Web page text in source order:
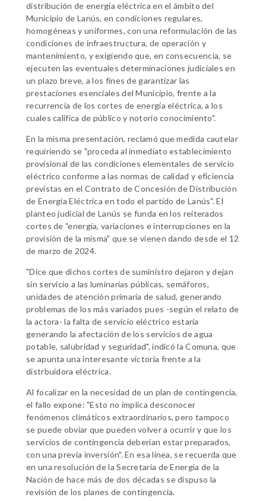
distribución de energía eléctrica en el ámbito del
Municipio de Lanús, en condiciones regulares,
homogéneas y uniformes, con una reformulación de las
condiciones de infraestructura, de operación y
mantenimiento, y exigiendo que, en consecuencia, se
ejecuten las eventuales determinaciones judiciales en
un plazo breve, a los fines de garantizar las
prestaciones esenciales del Municipio, frente a la
recurrencia de los cortes de energía eléctrica, a los
cuales califica de público y notorio conocimiento".
En la misma presentación, reclamó que medida cautelar
requiriendo se "proceda al inmediato establecimiento
provisional de las condiciones elementales de servicio
eléctrico conforme a las normas de calidad y eficiencia
previstas en el Contrato de Concesión de Distribución
de Energía Eléctrica en todo el partido de Lanús". El
planteo judicial de Lanús se funda en los reiterados
cortes de "energía, variaciones e interrupciones en la
provisión de la misma" que se vienen dando desde el 12
de marzo de 2024.
"Dice que dichos cortes de suministro dejaron y dejan
sin servicio a las luminarias públicas, semáforos,
unidades de atención primaria de salud, generando
problemas de los más variados pues -según el relato de
la actora- la falta de servicio eléctrico estaría
generando la afectación de los servicios de agua
potable, salubridad y seguridad", indicó la Comuna, que
se apunta una interesante victoria frente a la
distrbuidora eléctrica.
Al focalizar en la necesidad de un plan de contingencia,
el fallo expone: "Esto no implica desconocer
fenómenos climáticos extraordinarios, pero tampoco
se puede obviar que pueden volver a ocurrir y que los
servicios de contingencia deberían estar preparados,
con una previa inversión". En esa línea, se recuerda que
en una resolución de la Secretaría de Energía de la
Nación de hace más de dos décadas se dispuso la
revisión de los planes de contingencia.